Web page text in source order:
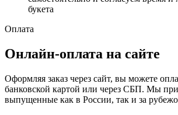
букета
Оплата
Онлайн-оплата на сайте
Оформляя заказ через сайт, вы можете
банковской картой или через СБП. Мы
выпущенные как в России, так и за